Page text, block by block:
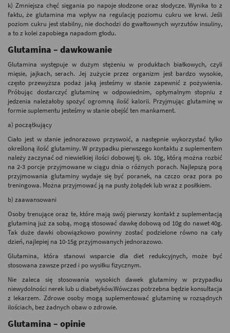
k) Zmniejsza chęć sięgania po napoje słodzone oraz słodycze. Wynika to z
faktu, że glutamina ma wpływ na regulację poziomu cukru we krwi. Jeśli
poziom cukru jest stabilny, nie dochodzi do gwałtownych wyrzutów insuliny,
a to z kolei zapobiega napadom głodu.
Glutamina – dawkowanie
Glutamina występuje w dużym stężeniu w produktach białkowych, czyli
mięsie, jajkach, serach. Jej zużycie przez organizm jest bardzo wysokie,
często przewyższa podaż jaką jesteśmy w stanie zapewnić z pożywienia.
Próbując dostarczyć glutaminę w odpowiednim, optymalnym stopniu z
jedzenia należałoby spożyć ogromną ilość kalorii. Przyjmując glutaminę w
formie suplementu jesteśmy w stanie obejść ten mankament.
a) początkujący
Ciało jest w stanie jednorazowo przyswoić, a następnie wykorzystać tylko
określoną ilość glutaminy. W przypadku pierwszego kontaktu z suplementem
należy zaczynać od niewielkiej ilości dobowej tj. ok. 10g, którą można rozbić
na 2-3 porcje przyjmowane w ciągu dnia o różnych porach. Najlepszą porą
przyjmowania glutaminy wydaje się być poranek, na czczo oraz pora po
treningowa. Można przyjmować ją na pusty żołądek lub wraz z posiłkiem.
b) zaawansowani
Osoby trenujące oraz te, które mają swój pierwszy kontakt z suplementacją
glutaminą już za sobą, mogą stosować dawkę dobową od 10g do nawet 40g.
Tak duże dawki obowiązkowo powinny zostać podzielone równo na cały
dzień, najlepiej na 10-15g przyjmowanych jednorazowo.
Glutamina, która stanowi wsparcie dla diet redukcyjnych, może być
stosowana zawsze przed i po wysiłku fizycznym.
Nie zaleca się stosowania wysokich dawek glutaminy w przypadku
niewydolności nerek lub u diabetyków.Wówczas potrzebna będzie konsultacja
z lekarzem. Zdrowe osoby mogą suplementować glutaminę w rozsądnych
ilościach, bez żadnych obaw o zdrowie.
Glutamina – opinie